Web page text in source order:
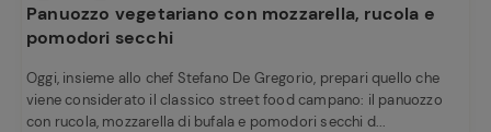
Panuozzo vegetariano con mozzarella, rucola e
pomodori secchi
Oggi, insieme allo chef Stefano De Gregorio, prepari quello che
viene considerato il classico street food campano: il panuozzo
con rucola, mozzarella di bufala e pomodori secchi d...